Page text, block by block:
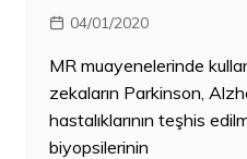
04/01/2020
MR muayenelerinde
zekaların Parkinson,
hastalıklarının teşhis
biyopsilerinin